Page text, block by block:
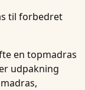
til forbedret
en topmadras
udpakning